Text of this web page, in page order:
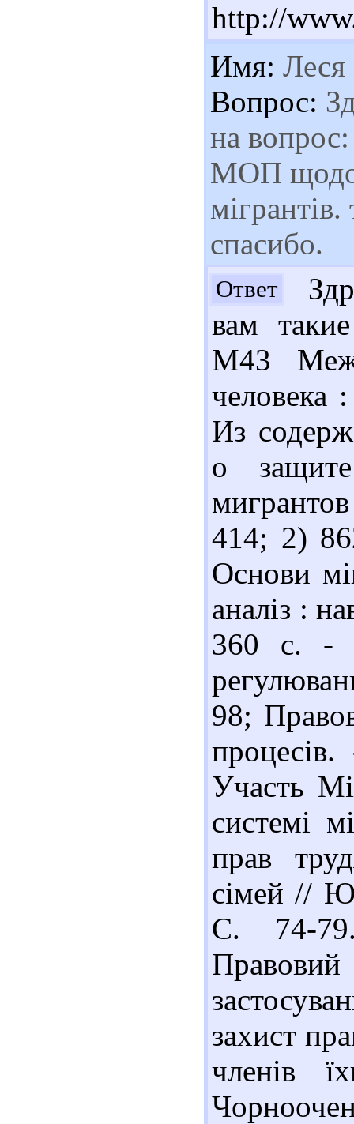
http://
Имя: Леся
Вопрос:
на
МОП щодо
спасибо.
Ответ
вам
М43
человека
Из
о
414; 2)
Основи
аналіз :
360 с. -
98;
Участь
системі
прав
сімей //
С. 74-
захист
членів